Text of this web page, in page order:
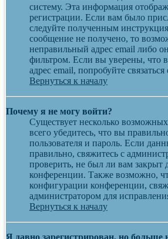
систему. Эта информация
регистрации. Если вам было
следуйте полученным
сообщение не получено, то
неправильный адрес email либо
фильтром. Если вы уверены, что
адрес email, попробуйте
Вернуться к началу
Почему я не могу войти?
Существует несколько
всего убедитесь, что вы
пользователя и пароль. Если
правильно, свяжитесь с
проверить, не был ли вам закрыт
конференции. Также возможно,
конфигурации конференции,
администратором для
Вернуться к началу
Я давно зарегистрирован, но больше